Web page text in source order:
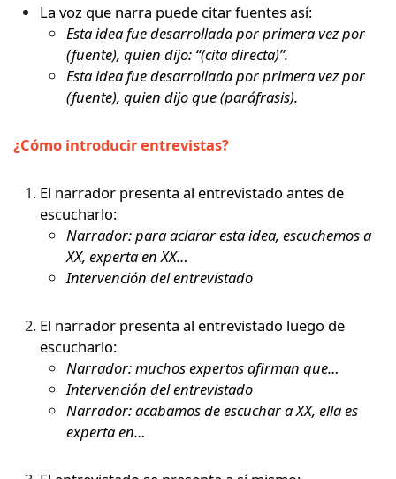
La voz que narra puede citar fuentes así:
Esta idea fue desarrollada por primera vez por
(fuente), quien dijo: “(cita directa)”.
Esta idea fue desarrollada por primera vez por
(fuente), quien dijo que (paráfrasis).
¿Cómo introducir entrevistas?
El narrador presenta al entrevistado antes de
escucharlo:
Narrador: para aclarar esta idea, escuchemos a
XX, experta en XX…
Intervención del entrevistado
El narrador presenta al entrevistado luego de
escucharlo:
Narrador: muchos expertos afirman que…
Intervención del entrevistado
Narrador: acabamos de escuchar a XX, ella es
experta en…